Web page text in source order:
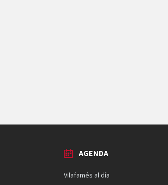
AGENDA
Vilafamés al día